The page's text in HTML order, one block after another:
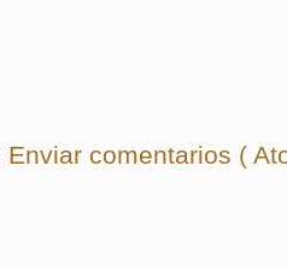
Enviar comentarios (